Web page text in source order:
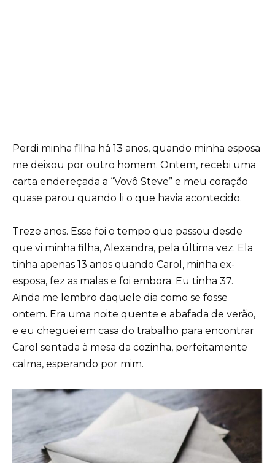
Perdi minha filha há 13 anos, quando minha esposa
me deixou por outro homem. Ontem, recebi uma
carta endereçada a “Vovô Steve” e meu coração
quase parou quando li o que havia acontecido.
Treze anos. Esse foi o tempo que passou desde
que vi minha filha, Alexandra, pela última vez. Ela
tinha apenas 13 anos quando Carol, minha ex-
esposa, fez as malas e foi embora. Eu tinha 37.
Ainda me lembro daquele dia como se fosse
ontem. Era uma noite quente e abafada de verão,
e eu cheguei em casa do trabalho para encontrar
Carol sentada à mesa da cozinha, perfeitamente
calma, esperando por mim.